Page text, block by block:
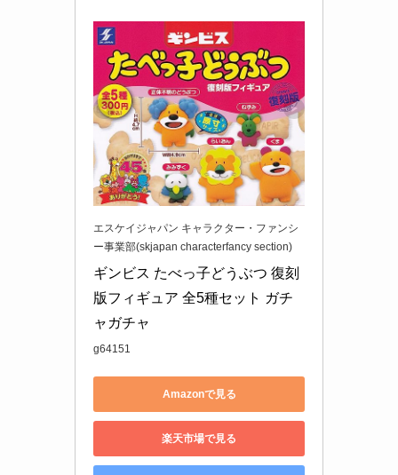
エスケイジャパン キャラクター・ファンシ
ー事業部(skjapan characterfancy section)
ギンビス たべっ子どうぶつ 復刻
版フィギュア 全5種セット ガチ
ャガチャ
g64151
Amazonで見る
楽天市場で見る